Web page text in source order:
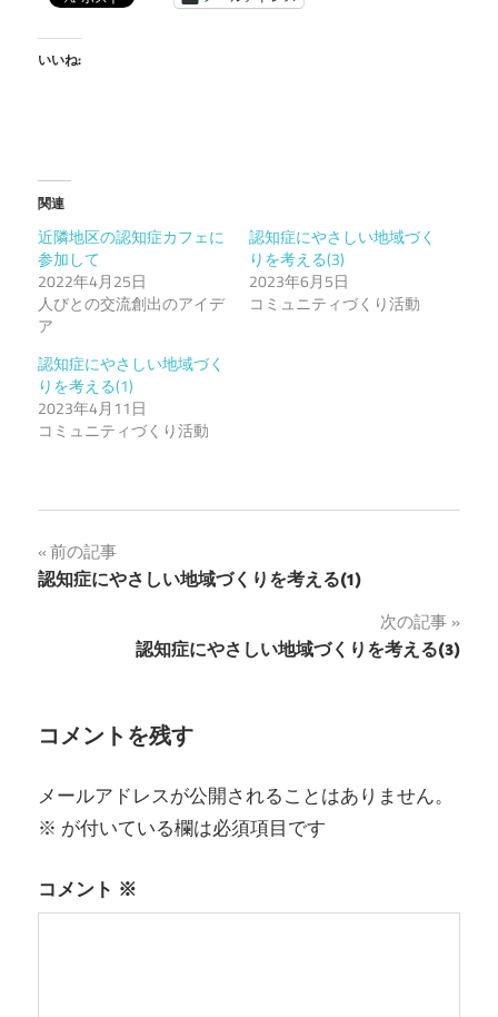
いいね:
関連
近隣地区の認知症カフェに
参加して
2022年4月25日
人びとの交流創出のアイデ
ア
認知症にやさしい地域づく
りを考える(3)
2023年6月5日
コミュニティづくり活動
認知症にやさしい地域づく
りを考える(1)
2023年4月11日
コミュニティづくり活動
投
稿
ゲ
シ
ン
前の記事
認知症にやさしい地域づくりを考える(1)
次の記事
認知症にやさしい地域づくりを考える(3)
コメントを残す
メールアドレスが公開されることはありません。
※ が付いている欄は必須項目です
コメント ※